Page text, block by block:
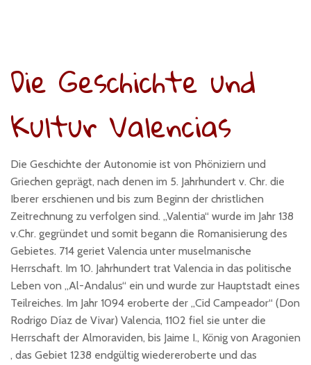
Die Geschichte und
Kultur Valencias
Die Geschichte der Autonomie ist von Phöniziern und
Griechen geprägt, nach denen im 5. Jahrhundert v. Chr. die
Iberer erschienen und bis zum Beginn der christlichen
Zeitrechnung zu verfolgen sind. „Valentia“ wurde im Jahr 138
v.Chr. gegründet und somit begann die Romanisierung des
Gebietes. 714 geriet Valencia unter muselmanische
Herrschaft. Im 10. Jahrhundert trat Valencia in das politische
Leben von „Al-Andalus“ ein und wurde zur Hauptstadt eines
Teilreiches. Im Jahr 1094 eroberte der „Cid Campeador“ (Don
Rodrigo Díaz de Vivar) Valencia, 1102 fiel sie unter die
Herrschaft der Almoraviden, bis Jaime I., König von Aragonien
, das Gebiet 1238 endgültig wiedereroberte und das